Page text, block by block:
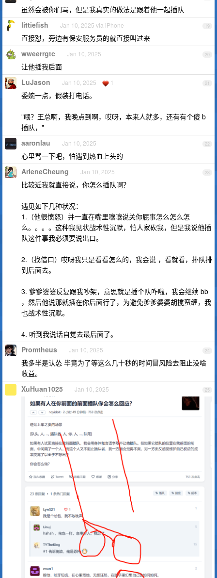
虽然会被你们骂，但是我真实的做法是跟着他一起插队
19
littiefish Jan 10, 2025 via iPhone
直接怼，旁边有保安服务员的就直接叫过来
20
wweerrgtc Jan 10, 2025
让他插我后面
21
LuJason Jan 10, 2025 1
委婉一点，假装打电话。
"喂？王总啊，我晚点到啊，哎呀，本来人就多，还有有个傻 b
插队，"
22
aaronlau Jan 10, 2025
心里骂一下吧，怕遇到热血上头的
23
ArleneCheung Jan 10, 2025
比较近我就直接说，你怎么插队啊？
遇见如下几种状况：
1.（他很愤怒）并一直在嘴里嚷嚷说关你屁事怎么怎么怎
么。。。。这种我见状战术性沉默，怕人家砍我，但是我说他插
队这件事我必须要说出口。
2.（找借口）哎呀我只是看看怎么的，我会说 ，看就看，排队排
到后面去。
3. 爹爹婆婆反复跟我吵架，意思就是插个队咋啦，我会继续 bb
，然后他说那就插在你后面行了，为避免爹爹婆婆胡搅蛮缠，我
也战术性沉默。
4. 听到我说话自觉去最后面了。
24
Promtheus Jan 10, 2025
我多半是认怂 毕竟为了等这么几十秒的时间冒风险去阻止没啥
收益。
25
XuHuan1025 Jan 10, 2025